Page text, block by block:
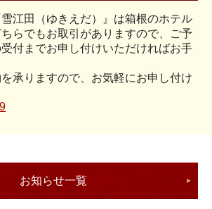
江田（ゆきえだ）』は箱根のホテル
らでもお取引がありますので、ご予
付までお申し付けいただければお手
承りますので、お気軽にお申し付け
お知らせ一覧